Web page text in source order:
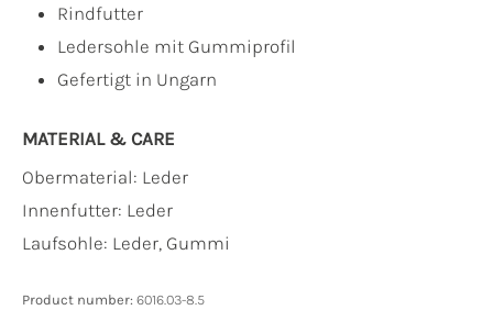
Rindfutter
Ledersohle mit Gummiprofil
Gefertigt in Ungarn
MATERIAL & CARE
Obermaterial: Leder
Innenfutter: Leder
Laufsohle: Leder, Gummi
Product number: 6016.03-8.5